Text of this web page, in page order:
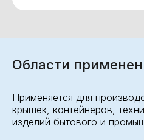
Области
Применяется для
крышек, контейнеров,
изделий бытового и